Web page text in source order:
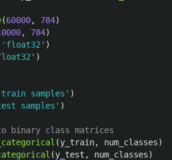
(60000, 784)
, 784)
' float32 ' )
' )
train samples ' )
samples ' )
(y_train, num_classes)
(y_test , num_classes)